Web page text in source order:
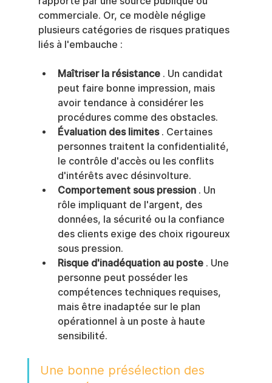
commerciale. Or, ce modèle néglige
plusieurs catégories de risques pratiques
liés à l'embauche :
Maîtriser la résistance . Un candidat
peut faire bonne impression, mais
avoir tendance à considérer les
procédures comme des obstacles.
Évaluation des limites . Certaines
personnes traitent la confidentialité,
le contrôle d'accès ou les conflits
d'intérêts avec désinvolture.
Comportement sous pression . Un
rôle impliquant de l'argent, des
données, la sécurité ou la confiance
des clients exige des choix rigoureux
sous pression.
Risque d'inadéquation au poste . Une
personne peut posséder les
compétences techniques requises,
mais être inadaptée sur le plan
opérationnel à un poste à haute
sensibilité.
Une bonne présélection des